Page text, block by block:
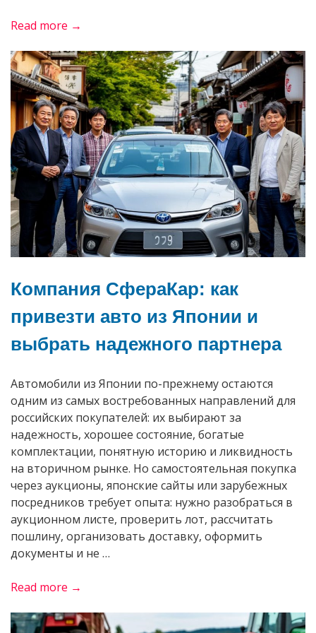
Read more →
надежных
китайских
автомобилей
2025–
2026
года»
Компания СфераКар: как
привезти авто из Японии и
выбрать надежного партнера
Автомобили из Японии по-прежнему остаются
одним из самых востребованных направлений для
российских покупателей: их выбирают за
надежность, хорошее состояние, богатые
комплектации, понятную историю и ликвидность
на вторичном рынке. Но самостоятельная покупка
через аукционы, японские сайты или зарубежных
посредников требует опыта: нужно разобраться в
аукционном листе, проверить лот, рассчитать
пошлину, организовать доставку, оформить
документы и не …
Read more →
как